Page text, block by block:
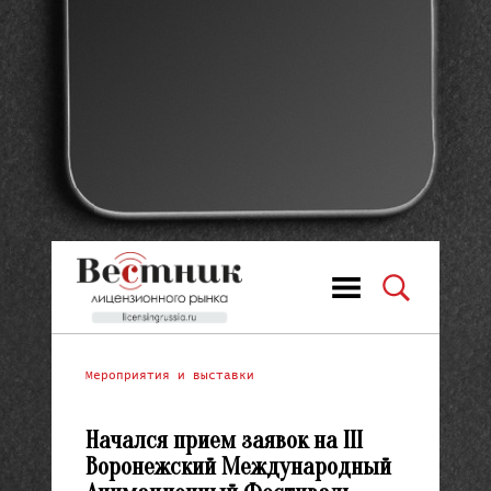
Мероприятия и выставки
Начался прием заявок на III
Воронежский Международный